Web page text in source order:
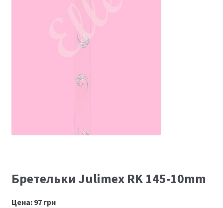
Контакты
Обратная связь
Бретельки Julimex RK 145-10mm
Цена: 97грн